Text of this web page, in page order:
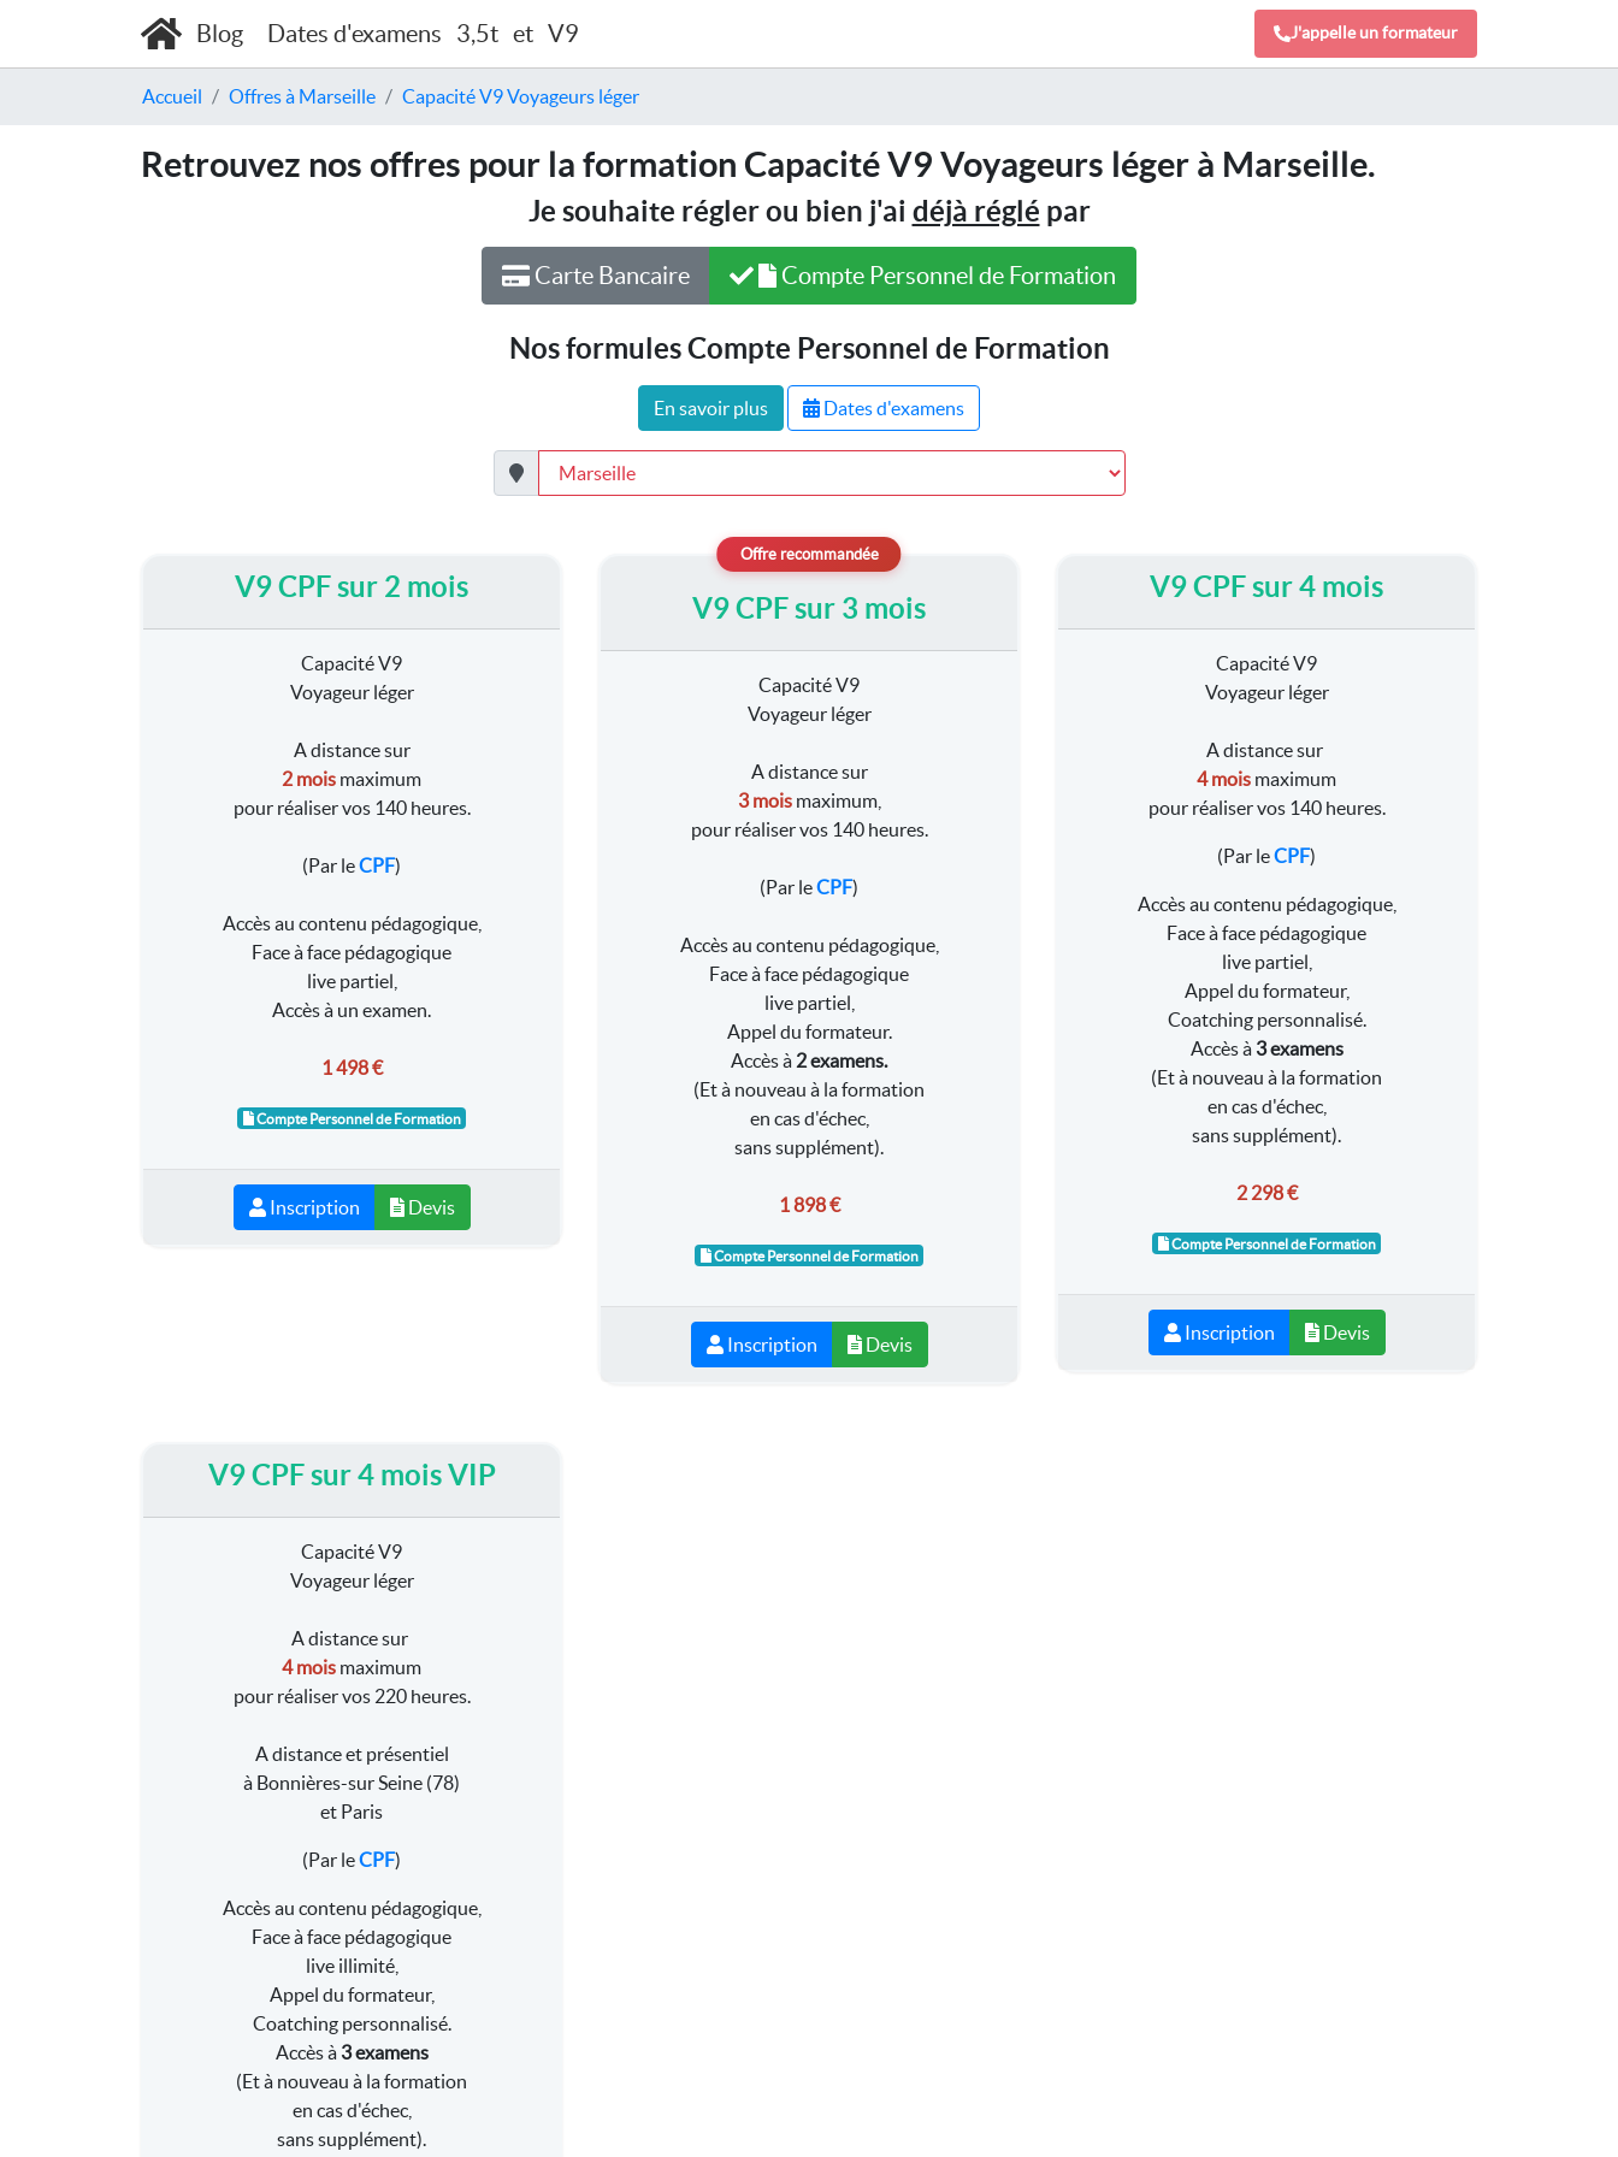
Blog Dates d'examens 3,5t et V9 J'appelle un formateur
Accueil Offres à Marseille Capacité V9 Voyageurs léger
Retrouvez nos offres pour la formation Capacité V9 Voyageurs léger à Marseille.
Je souhaite régler ou bien j'ai déjà réglé par
Carte Bancaire Compte Personnel de Formation
Nos formules Compte Personnel de Formation
En savoir plus Dates d'examens
V9 CPF sur 2 mois
Capacité V9
Voyageur léger
A distance sur
2 mois maximum
pour réaliser vos 140 heures.
(Par leCPF)
Accès au contenu pédagogique,
Face à face pédagogique
live partiel,
Accès à un examen.
1 498 €
Compte Personnel de Formation
Inscription Devis
V9 CPF sur 3 mois
Capacité V9
Voyageur léger
A distance sur
3 mois maximum,
pour réaliser vos 140 heures.
(Par leCPF)
Accès au contenu pédagogique,
Face à face pédagogique
live partiel,
Appel du formateur.
Accès à 2 examens.
(Et à nouveau à la formation
en cas d'échec,
sans supplément).
1 898 €
Compte Personnel de Formation
Inscription Devis
V9 CPF sur 4 mois
Capacité V9
Voyageur léger
A distance sur
4 mois maximum
pour réaliser vos 140 heures.
(Par leCPF)
Accès au contenu pédagogique,
Face à face pédagogique
live partiel,
Appel du formateur,
Coatching personnalisé.
Accès à 3 examens
(Et à nouveau à la formation
en cas d'échec,
sans supplément).
2 298 €
Compte Personnel de Formation
Inscription Devis
V9 CPF sur 4 mois VIP
Capacité V9
Voyageur léger
A distance sur
4 mois maximum
pour réaliser vos 220 heures.
A distance et présentiel
à Bonnières-sur Seine (78)
et Paris
(Par leCPF)
Accès au contenu pédagogique,
Face à face pédagogique
live illimité,
Appel du formateur,
Coatching personnalisé.
Accès à 3 examens
(Et à nouveau à la formation
en cas d'échec,
sans supplément).